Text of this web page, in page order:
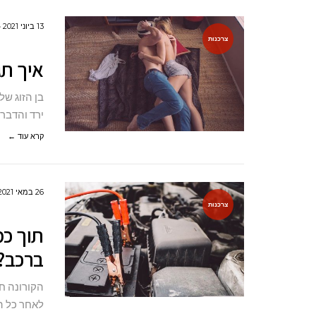
צרכנות
13 ביוני 2021
איך
בן הזוג
ירד
קרא עוד ←
צרכנות
26 במאי 2021
תוך
הקורונה
לאחר כל